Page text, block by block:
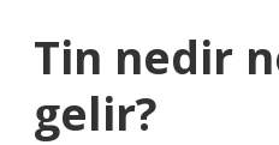
Tin nedir
gelir?